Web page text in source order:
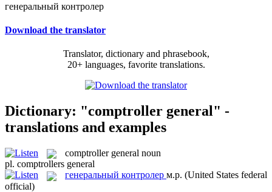
генеральный контролер
Download the translator
Translator, dictionary and phrasebook,
20+ languages, favorite translations.
Dictionary: "comptroller general" -
translations and examples
comptroller general noun
pl. comptrollers general
генеральный контролер м.р. (United States federal
official)